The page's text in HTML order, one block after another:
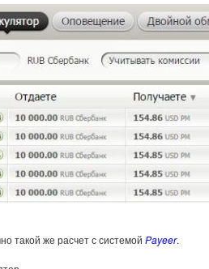
такой же расчет с системой Payeer.